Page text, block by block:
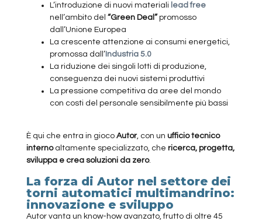
L’introduzione di nuovi materiali lead free
nell’ambito del “Green Deal”promosso
dall’Unione Europea
La crescente attenzione ai consumi energetici,
promossa dall’Industria 5.0
La riduzione dei singoli lotti di produzione,
conseguenza dei nuovi sistemi produttivi
La pressione competitiva da aree del mondo
con costi del personale sensibilmente più bassi
È qui che entra in gioco Autor, con un ufficio tecnico
internoaltamente specializzato, che ricerca, progetta,
sviluppa e crea soluzioni da zero.
La forza di Autor nel settore dei
torni automatici multimandrino:
innovazione e sviluppo
Autor vanta un know-how avanzato, frutto di oltre 45